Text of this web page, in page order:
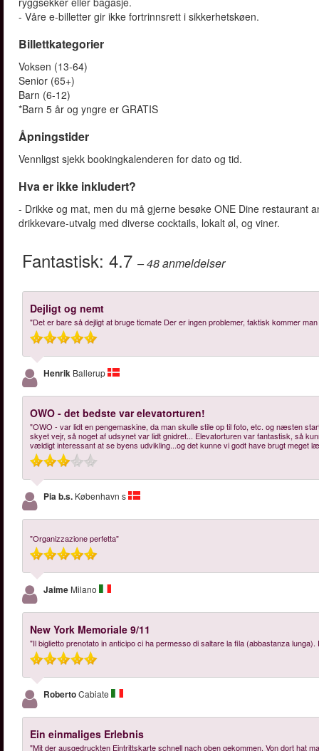
- Våre e-billetter gir ikke fortrinnsrett i sikkerhetskøen.
Billettkategorier
Voksen (13-64)
Senior (65+)
Barn (6-12)
*Barn 5 år og yngre er GRATIS
Åpningstider
Vennligst sjekk bookingkalenderen for dato og tid.
Hva er ikke inkludert?
- Drikke og mat, men du må gjerne besøke ONE Dine restaurant
drikkevare-utvalg med diverse cocktails, lokalt øl, og viner.
Fantastisk: 4.7 – 48anmeldelser
Dejligt og nemt
"Det er bare så dejligt at bruge ticmate Der er ingen problemer, faktisk kommer
Henrik Ballerup
OWO - det bedste var elevatorturen!
"OWO - var lidt en pengemaskine, da man skulle stile op til foto, etc. og næsten
skyet vejr, så noget af udsynet var lidt gnidret... Elevatorturen var fantastisk, så
vældigt interessant at se byens udvikling...og det kunne vi godt have brugt meget
Pia b.s. København s
"Organizzazione perfetta"
Jaime Milano
New York Memoriale 9/11
"Il biglietto prenotato in anticipo ci ha permesso di saltare la fila (abbastanza
RobertoCabiate
Ein einmaliges Erlebnis
"Mit der ausgedruckten Eintrittskarte schnell nach oben gekommen. Von dort hat